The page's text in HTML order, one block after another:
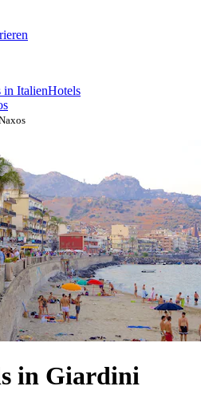
in ItalienHotels
in Giardini